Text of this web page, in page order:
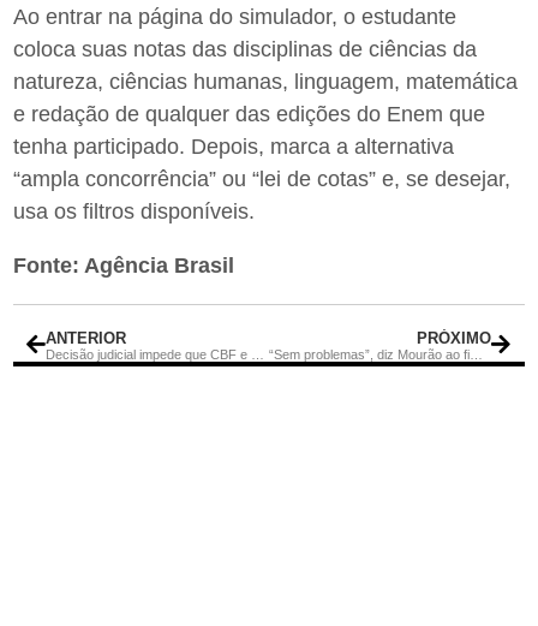
Ao entrar na página do simulador, o estudante
coloca suas notas das disciplinas de ciências da
natureza, ciências humanas, linguagem, matemática
e redação de qualquer das edições do Enem que
tenha participado. Depois, marca a alternativa
“ampla concorrência” ou “lei de cotas” e, se desejar,
usa os filtros disponíveis.
Fonte: Agência Brasil
ANTERIOR PRÓXIMO
“Sem problemas”, diz Mourão ao fim do 1º dia como presidente